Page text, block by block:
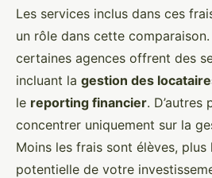
Les services inclus dans ces
un rôle dans cette
certaines agences offrent des
incluant la gestion des
le reporting financier. D’autres
concentrer uniquement sur la
Moins les frais sont élèves,
potentielle de votre